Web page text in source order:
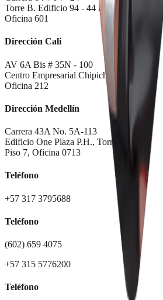
Torre B. Edificio 94 - 44 PH
Oficina 601
Dirección Cali
AV 6A Bis # 35N - 100
Centro Empresarial Chipichape
Oficina 212
Dirección Medellín
Carrera 43A No. 5A-113
Edificio One Plaza P.H., Torre Sur
Piso 7, Oficina 0713
Teléfono
+57 317 3795688
Teléfono
(602) 659 4075
+57 315 5776200
Teléfono